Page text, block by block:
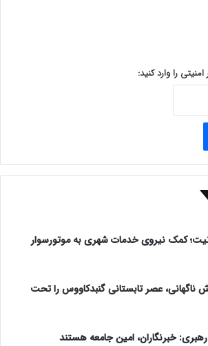
را وارد کنید:
کمک نیروی خدمات شهری به موتورسوار
ناگهانی، عصر تابستانی گنبدکاووس را تحت
خبرنگاران، امین جامعه هستند